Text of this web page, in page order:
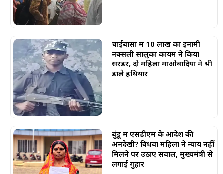
चाईबासा में 10 लाख का इनामी
नक्सली सालुका कायम ने किया
सरेंडर, दो महिला माओवादियों ने भी
डाले हथियार
बुंडू में एसडीएम के आदेश की
अनदेखी? विधवा महिला ने न्याय नहीं
मिलने पर उठाए सवाल, मुख्यमंत्री से
लगाई गुहार